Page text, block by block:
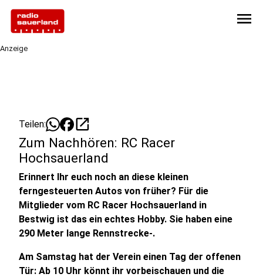
menu
Anzeige
Teilen: open_in_new
Zum Nachhören: RC Racer
Hochsauerland
Erinnert Ihr euch noch an diese kleinen
ferngesteuerten Autos von früher? Für die
Mitglieder vom RC Racer Hochsauerland in
Bestwig ist das ein echtes Hobby. Sie haben eine
290 Meter lange Rennstrecke-.
Am Samstag hat der Verein einen Tag der offenen
Tür: Ab 10 Uhr könnt ihr vorbeischauen und die